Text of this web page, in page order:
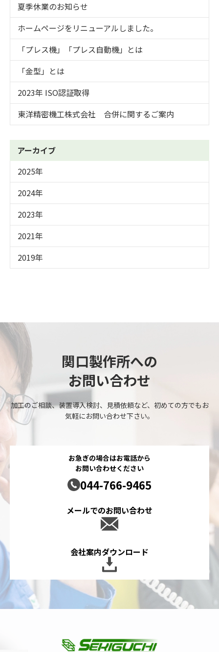
夏季休業のお知らせ
ホームページをリニューアルしました。
「プレス機」「プレス自動機」とは
「金型」とは
2023年 ISO認証取得
東洋精密機工株式会社 合併に関するご案内
アーカイブ
2025年
2024年
2023年
2021年
2019年
関口製作所への
お問い合わせ
加工のご相談、装置導入検討、見積依頼など、初めての方でもお
気軽にお問い合わせ下さい。
お急ぎの場合はお電話から
お問い合わせください
044-766-9465
メールでのお問い合わせ
会社案内ダウンロード